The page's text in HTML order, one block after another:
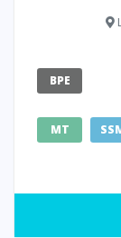
BPE
MT